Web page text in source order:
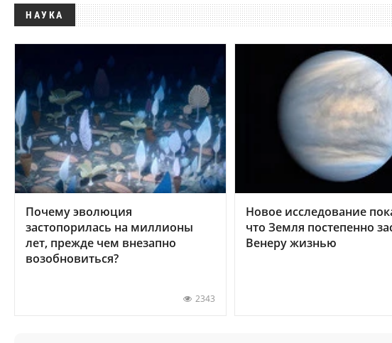
НАУКА
Почему эволюция
застопорилась на миллионы
лет, прежде чем внезапно
возобновиться?
2343
Новое исследование
что Земля постепенно
Венеру жизнью